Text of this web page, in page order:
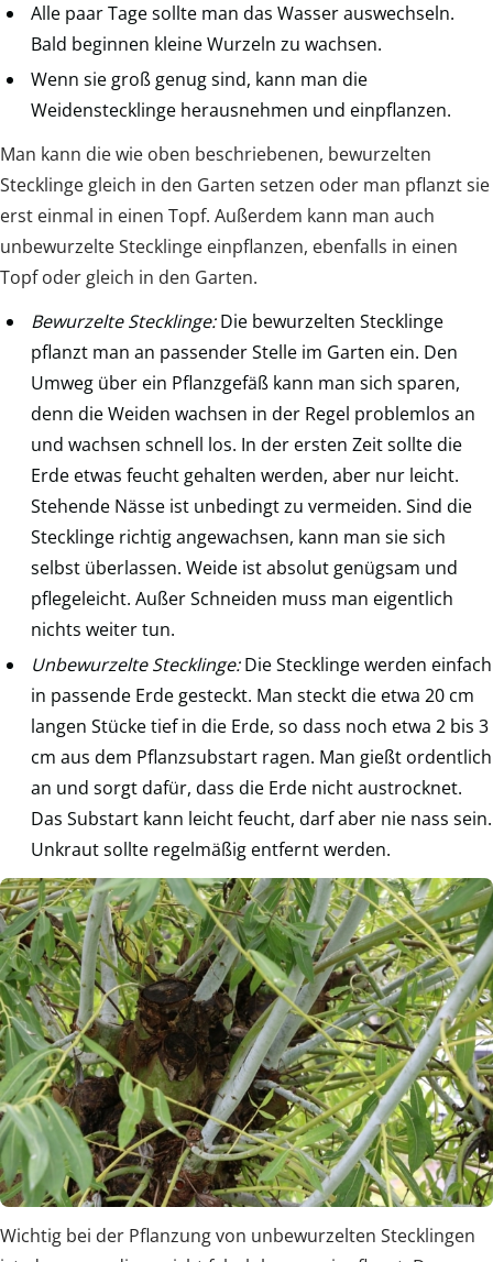
Alle paar Tage sollte man das Wasser auswechseln.
Bald beginnen kleine Wurzeln zu wachsen.
Wenn sie groß genug sind, kann man die
Weidenstecklinge herausnehmen und einpflanzen.
Man kann die wie oben beschriebenen, bewurzelten
Stecklinge gleich in den Garten setzen oder man pflanzt sie
erst einmal in einen Topf. Außerdem kann man auch
unbewurzelte Stecklinge einpflanzen, ebenfalls in einen
Topf oder gleich in den Garten.
Bewurzelte Stecklinge:Die bewurzelten Stecklinge
pflanzt man an passender Stelle im Garten ein. Den
Umweg über ein Pflanzgefäß kann man sich sparen,
denn die Weiden wachsen in der Regel problemlos an
und wachsen schnell los. In der ersten Zeit sollte die
Erde etwas feucht gehalten werden, aber nur leicht.
Stehende Nässe ist unbedingt zu vermeiden. Sind die
Stecklinge richtig angewachsen, kann man sie sich
selbst überlassen. Weide ist absolut genügsam und
pflegeleicht. Außer Schneiden muss man eigentlich
nichts weiter tun.
Unbewurzelte Stecklinge:Die Stecklinge werden einfach
in passende Erde gesteckt. Man steckt die etwa 20 cm
langen Stücke tief in die Erde, so dass noch etwa 2 bis 3
cm aus dem Pflanzsubstart ragen. Man gießt ordentlich
an und sorgt dafür, dass die Erde nicht austrocknet.
Das Substart kann leicht feucht, darf aber nie nass sein.
Unkraut sollte regelmäßig entfernt werden.
Wichtig bei der Pflanzung von unbewurzelten Stecklingen